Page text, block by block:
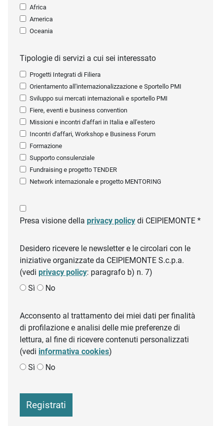
Africa
America
Oceania
Tipologie di servizi a cui sei interessato
Progetti Integrati di Filiera
Orientamento all'internazionalizzazione e Sportello PMI
Sviluppo sui mercati internazionali e sportello PMI
Fiere, eventi e business convention
Missioni e incontri d'affari in Italia e all'estero
Incontri d'affari, Workshop e Business Forum
Formazione
Supporto consulenziale
Fundraising e progetto TENDER
Network internazionale e progetto MENTORING
Presa visione della privacy policy di CEIPIEMONTE *
Desidero ricevere le newsletter e le circolari con le
iniziative organizzate da CEIPIEMONTE S.c.p.a.
(vedi privacy policy: paragrafo b) n. 7)
Sì
No
Acconsento al trattamento dei miei dati per finalità
di profilazione e analisi delle mie preferenze di
lettura, al fine di ricevere contenuti personalizzati
(vedi informativa cookies)
Sì
No
Registrati